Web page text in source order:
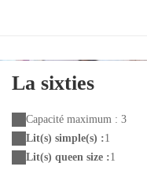
La sixties
Capacité maximum : 3
Lit(s) simple(s) :1
Lit(s) queen size :1